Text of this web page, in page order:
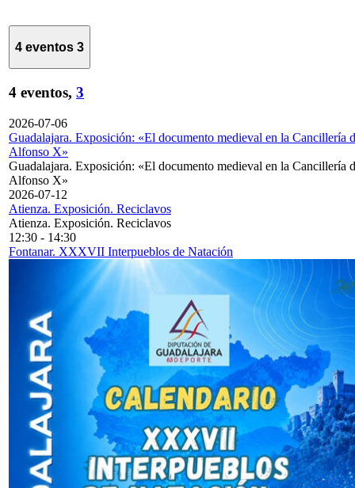
4 eventos 3
4 eventos, 3
2026-07-06
Guadalajara. Exposición: «El documento medieval en la Cancillería
Alfonso X»
Guadalajara. Exposición: «El documento medieval en la Cancillería
Alfonso X»
2026-07-12
Atienza. Exposición. Reciclavos
Atienza. Exposición. Reciclavos
12:30 - 14:30
Fontanar. XXXVII Interpueblos de Natación